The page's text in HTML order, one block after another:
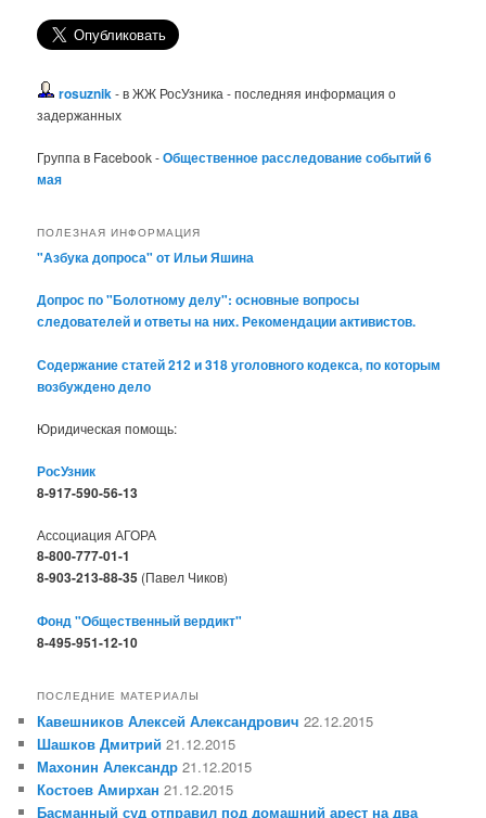
rosuznik- в ЖЖ РосУзника - последняя информация о
задержанных
Группа в Facebook -Общественное расследование событий 6
мая
ПОЛЕЗНАЯ ИНФОРМАЦИЯ
"Азбука допроса" от Ильи Яшина
Допрос по "Болотному делу": основные вопросы
следователей и ответы на них. Рекомендации активистов.
Содержание статей 212 и 318 уголовного кодекса, по которым
возбуждено дело
Юридическая помощь:
РосУзник
8-917-590-56-13
Ассоциация АГОРА
8-800-777-01-1
8-903-213-88-35 (Павел Чиков)
Фонд "Общественный вердикт"
8-495-951-12-10
ПОСЛЕДНИЕ МАТЕРИАЛЫ
Кавешников Алексей Александрович 22.12.2015
Шашков Дмитрий 21.12.2015
Махонин Александр 21.12.2015
Костоев Амирхан 21.12.2015
Басманный суд отправил под домашний арест на два